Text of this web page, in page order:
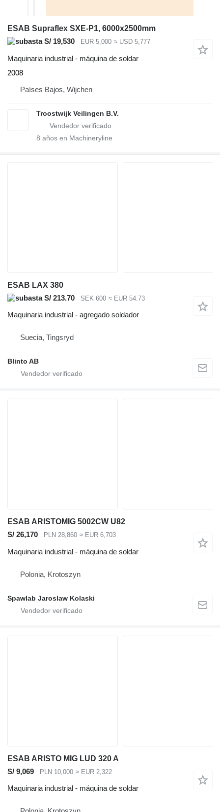
ESAB Supraflex SXE-P1, 6000x2500mm
S/ 19,530
EUR 5,000 ≈ USD 5,777
Maquinaria industrial - máquina de soldar
2008
Países Bajos, Wijchen
Troostwijk Veilingen B.V.
8 años en Machineryline
ESAB LAX 380
S/ 213.70
SEK 600 ≈ EUR 54.73
Maquinaria industrial - agregado soldador
Suecia, Tingsryd
Blinto AB
ESAB ARISTOMIG 5002CW U82
S/ 26,170
PLN 28,860 ≈ EUR 6,703
Maquinaria industrial - máquina de soldar
Polonia, Krotoszyn
Spawlab Jaroslaw Kolaski
ESAB ARISTO MIG LUD 320 A
S/ 9,069
PLN 10,000 ≈ EUR 2,322
Maquinaria industrial - máquina de soldar